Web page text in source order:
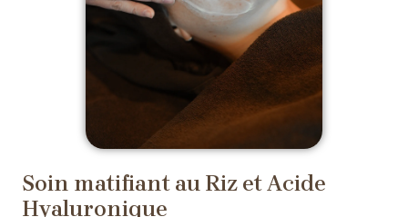
Soin matifiant au Riz et Acide
Hyaluronique